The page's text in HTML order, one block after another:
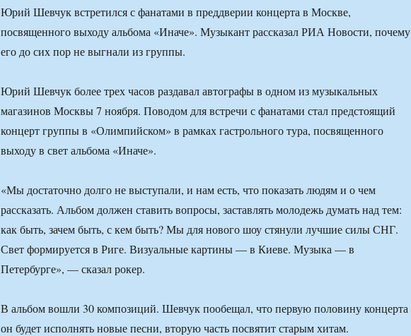
Юрий Шевчук встретился с фанатами в преддверии концерта в Москве,
посвященного выходу альбома «Иначе». Музыкант рассказал РИА Новости, почему
его до сих пор не выгнали из группы.
Юрий Шевчук более трех часов раздавал автографы в одном из музыкальных
магазинов Москвы 7 ноября. Поводом для встречи с фанатами стал предстоящий
концерт группы в «Олимпийском» в рамках гастрольного тура, посвященного
выходу в свет альбома «Иначе».
«Мы достаточно долго не выступали, и нам есть, что показать людям и о чем
рассказать. Альбом должен ставить вопросы, заставлять молодежь думать над тем:
как быть, зачем быть, с кем быть? Мы для нового шоу стянули лучшие силы СНГ.
Свет формируется в Риге. Визуальные картины — в Киеве. Музыка — в
Петербурге», — сказал рокер.
В альбом вошли 30 композиций. Шевчук пообещал, что первую половину концерта
он будет исполнять новые песни, вторую часть посвятит старым хитам.